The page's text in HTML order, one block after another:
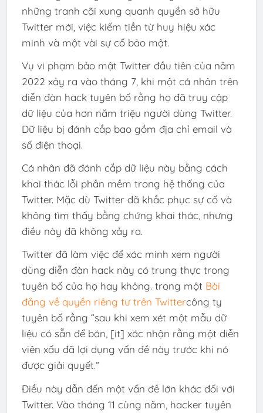
những tranh cãi xung quanh quyền sở hữu
Twitter mới, việc kiếm tiền từ huy hiệu xác
minh và một vài sự cố bảo mật.
Vụ vi phạm bảo mật Twitter đầu tiên của năm
2022 xảy ra vào tháng 7, khi một cá nhân trên
diễn đàn hack tuyên bố rằng họ đã truy cập
dữ liệu của hơn năm triệu người dùng Twitter.
Dữ liệu bị đánh cắp bao gồm địa chỉ email và
số điện thoại.
Cá nhân đã đánh cắp dữ liệu này bằng cách
khai thác lỗi phần mềm trong hệ thống của
Twitter. Mặc dù Twitter đã khắc phục sự cố và
không tìm thấy bằng chứng khai thác, nhưng
điều này đã không xảy ra.
Twitter đã làm việc để xác minh xem người
dùng diễn đàn hack này có trung thực trong
tuyên bố của họ hay không. trong một Bài
đăng về quyền riêng tư trên Twittercông ty
tuyên bố rằng “sau khi xem xét một mẫu dữ
liệu có sẵn để bán, [it] xác nhận rằng một diễn
viên xấu đã lợi dụng vấn đề này trước khi nó
được giải quyết.”
Điều này dẫn đến một vấn đề lớn khác đối với
Twitter. Vào tháng 11 cùng năm, hacker tuyên